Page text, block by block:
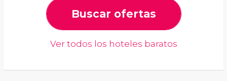
Buscar ofertas
Ver todos los hoteles baratos